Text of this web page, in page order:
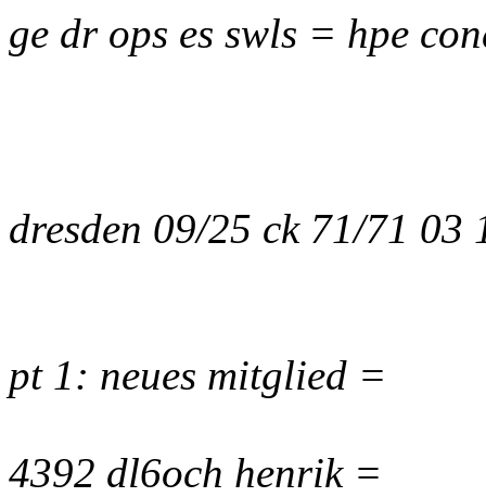
ge dr ops es swls = hpe
dresden 09/25 ck 71/71 03
pt 1: neues mitglied =
4392 dl6och henrik =